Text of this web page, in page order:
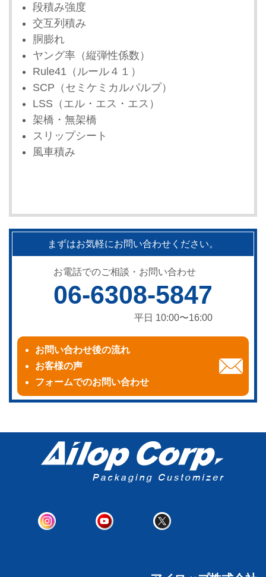
段積み強度
交互列積み
胴膨れ
ヤング率（縦弾性係数）
Rule41（ルール４１）
SCP（セミケミカルパルプ）
LSS（エル・エス・エス）
架橋・無架橋
スリップシート
風車積み
まずはお気軽にお問い合わせください。
お電話でのご相談・お問い合わせ
06-6308-5847
平日 10:00〜16:00
お問い合わせ後の流れ
お客様の声
フォームでのお問い合わせ